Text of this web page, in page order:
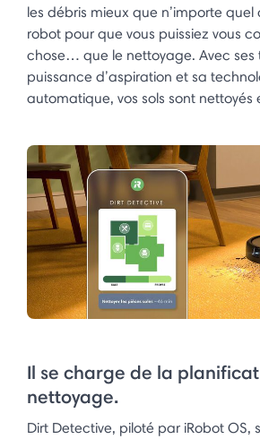
les débris mieux que n’importe
robot pour que vous puissiez vous
chose… que le nettoyage. Avec ses
puissance d’aspiration et sa
automatique, vos sols sont nettoyés
Il se charge de la
nettoyage.
Dirt Detective, piloté par iRobot OS,